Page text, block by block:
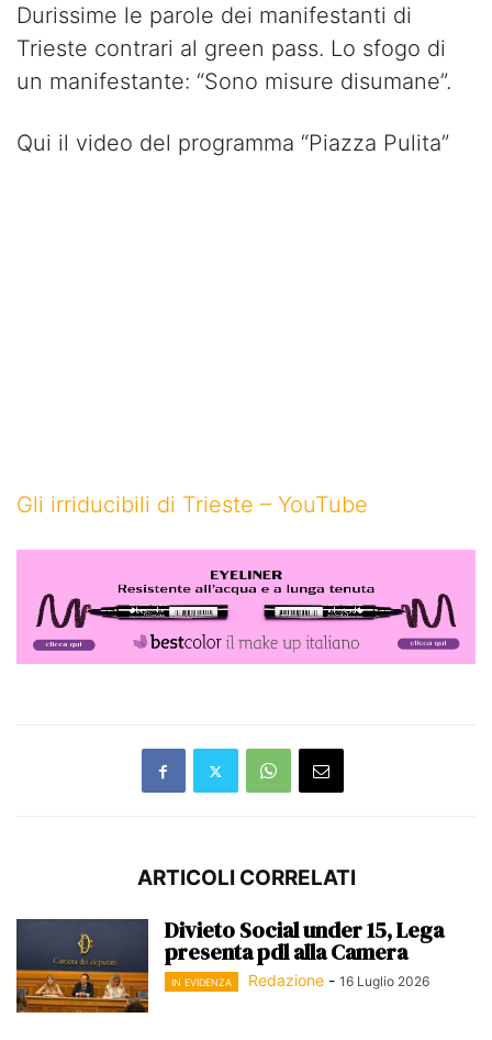
Durissime le parole dei manifestanti di
Trieste contrari al green pass. Lo sfogo di
un manifestante: “Sono misure disumane”.
Qui il video del programma “Piazza Pulita”
Gli irriducibili di Trieste – YouTube
ARTICOLI CORRELATI
Divieto Social under 15, Lega
presenta pdl alla Camera
IN EVIDENZA Redazione - 16 Luglio 2026